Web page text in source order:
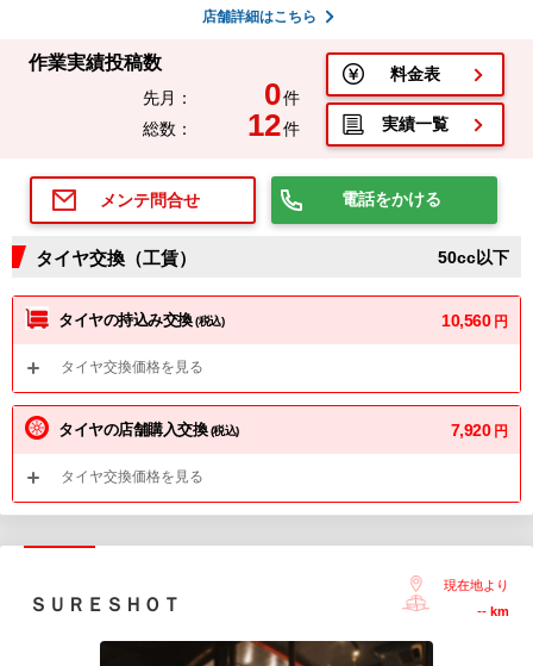
店舗詳細はこちら
作業実績投稿数
先月： 0件
総数：
12件
料金表
実績一覧
メンテ問合せ 電話をかける
タイヤ交換（工賃） 50cc以下
タイヤの持込み交換(税込) 10,560 円
タイヤ交換価格を見る
タイヤの店舗購入交換(税込) 7,920 円
タイヤ交換価格を見る
ＳＵＲＥＳＨＯＴ
現在地より
-- km